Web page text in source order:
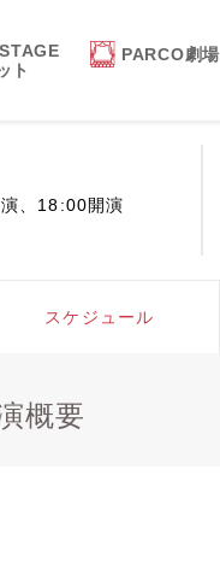
ト
PARCO劇場
、18:00開演
スケジュール
概要